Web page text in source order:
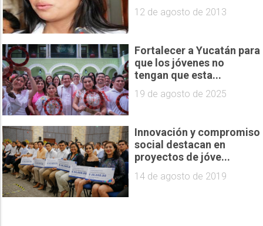
12 de agosto de 2013
Fortalecer a Yucatán para
que los jóvenes no
tengan que esta...
19 de agosto de 2025
Innovación y compromiso
social destacan en
proyectos de jóve...
14 de agosto de 2019